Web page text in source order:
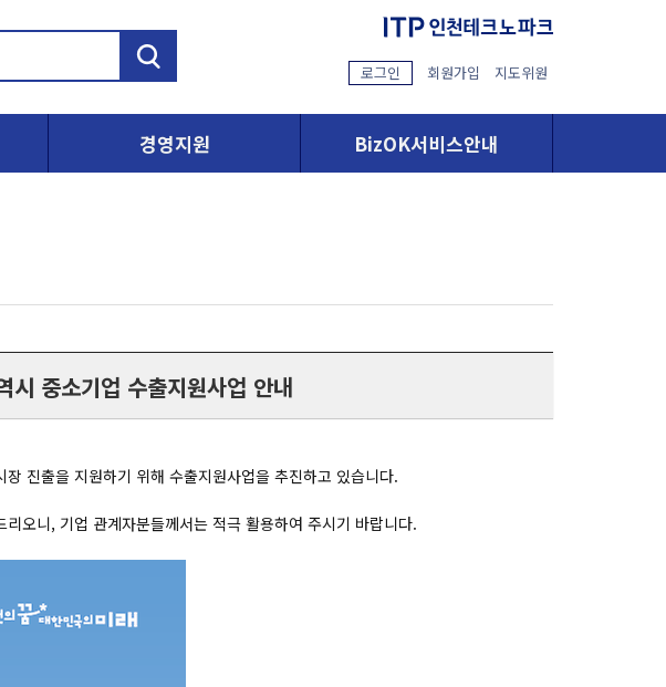
경영지원 BizOK서비스안내
로그인 회원가입 지도위원
시 중소기업 수출지원사업 안내
진출을 지원하기 위해 수출지원사업을 추진하고 있습니다.
리오니, 기업 관계자분들께서는 적극 활용하여 주시기 바랍니다.